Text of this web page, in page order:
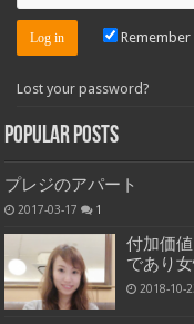
Remember
Lost your password?
Popular Posts
プレジのアパート
2017-03-17 1
付加価
であり
2018-10-